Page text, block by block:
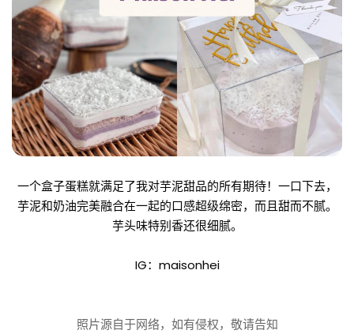
一个盒子蛋糕就满足了我对芋泥甜品的所有期待！一口下去，
芋泥和奶油完美融合在一起的口感超级绵密，而且甜而不腻。
芋头味特别香还很细腻。
IG：maisonhei
照片源自于网络，如有侵权，敬请告知